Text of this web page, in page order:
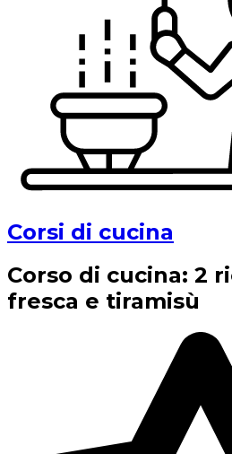
Corsi di cucina
Corso di cucina: 2
fresca e tiramisù